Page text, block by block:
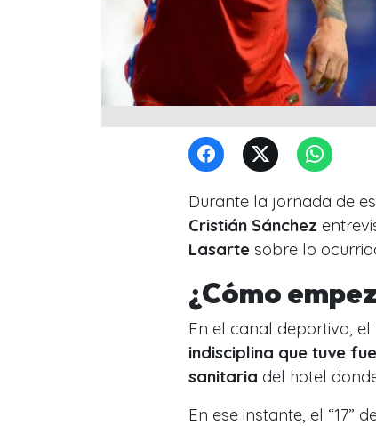
Durante la jornada de
Cristián Sánchez
Lasarte sobre lo
¿Cómo
En el canal deportivo, el
indisciplina que tuve
sanitaria del hotel
En ese instante, el “17”